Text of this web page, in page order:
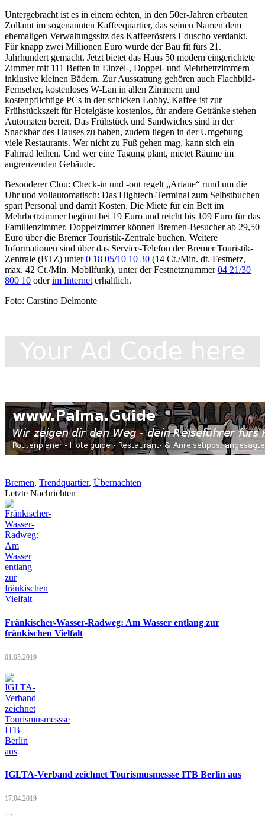
Untergebracht ist es in einem echten, in den 50er-Jahren erbauten
Zollamt im sogenannten Kaffeequartier, das seinen Namen dem
ehemaligen Verwaltungssitz des Kaffeerösters Eduscho verdankt.
Für knapp zwei Millionen Euro wurde der Bau fit fürs 21.
Jahrhundert gemacht. Jetzt bietet das Haus 50 modern eingerichtete
Zimmer mit 111 Betten in Einzel-, Doppel- und Mehrbettzimmern
inklusive kleinen Bädern. Zur Ausstattung gehören auch Flachbild-
Fernseher, kostenloses W-Lan in allen Zimmern und
kostenpflichtige PCs in der schicken Lobby. Kaffee ist zur
Frühstückszeit für Hotelgäste kostenlos, für andere Getränke stehen
Automaten bereit. Das Frühstück und Sandwiches sind in der
Snackbar des Hauses zu haben, zudem liegen in der Umgebung
viele Restaurants. Wer nicht zu Fuß gehen mag, kann sich ein
Fahrrad leihen. Und wer eine Tagung plant, mietet Räume im
angrenzenden Gebäude.
Besonderer Clou: Check-in und -out regelt „Ariane“ rund um die
Uhr und vollautomatisch: Das Hightech-Terminal zum Selbstbuchen
spart Personal und damit Kosten. Die Miete für ein Bett im
Mehrbettzimmer beginnt bei 19 Euro und reicht bis 109 Euro für das
Familienzimmer. Doppelzimmer können Bremen-Besucher ab 29,50
Euro über die Bremer Touristik-Zentrale buchen. Weitere
Informationen sind über das Service-Telefon der Bremer Touristik-
Zentrale (BTZ) unter0 18 05/10 10 30 (14 Ct./Min. dt. Festnetz,
max. 42 Ct./Min. Mobilfunk), unter der Festnetznummer04 21/30
800 10 oderim Internet erhältlich.
Foto: Carstino Delmonte
Bremen, Trendquartier, Übernachten
Letzte Nachrichten
Fränkischer-Wasser-Radweg: Am Wasser entlang zur
fränkischen Vielfalt
01.05.2019
IGLTA-Verband zeichnet Tourismusmessse ITB Berlin aus
17.04.2019